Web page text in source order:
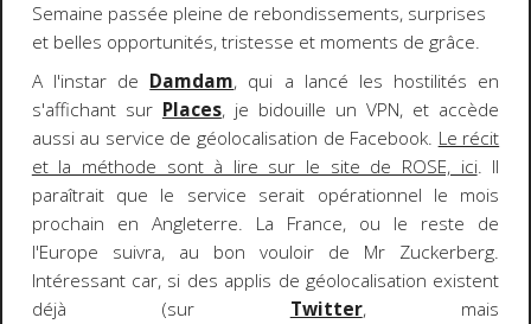
Semaine passée pleine de rebondissements, surprises
et belles opportunités, tristesse et moments de grâce.
A l'instar de Damdam, qui a lancé les hostilités en
s'affichant sur Places, je bidouille un VPN, et accède
aussi au service de géolocalisation de Facebook. Le récit
et la méthode sont à lire sur le site de ROSE, ici. Il
paraîtrait que le service serait opérationnel le mois
prochain en Angleterre. La France, ou le reste de
l'Europe suivra, au bon vouloir de Mr Zuckerberg.
Intéressant car, si des applis de géolocalisation existent
déjà (sur Twitter, mais